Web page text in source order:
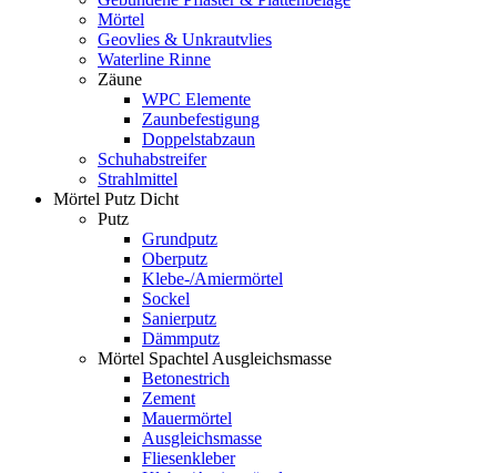
Mörtel
Geovlies & Unkrautvlies
Waterline Rinne
Zäune
WPC Elemente
Zaunbefestigung
Doppelstabzaun
Schuhabstreifer
Strahlmittel
Mörtel Putz Dicht
Putz
Grundputz
Oberputz
Klebe-/Amiermörtel
Sockel
Sanierputz
Dämmputz
Mörtel Spachtel Ausgleichsmasse
Betonestrich
Zement
Mauermörtel
Ausgleichsmasse
Fliesenkleber